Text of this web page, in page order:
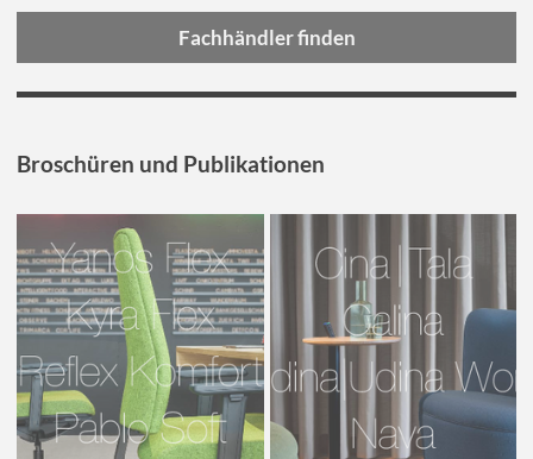
Fachhändler finden
Broschüren und Publikationen